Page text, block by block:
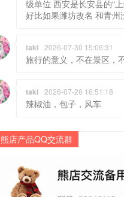
级单位 西安是长安县的“
好比如果潍坊改名 和青州
taki 2026-07-30 15:06:31
旅行的意义，不在景区，
taki 2026-07-26 16:51:18
辣椒油，包子，风车
熊店产品QQ交流群